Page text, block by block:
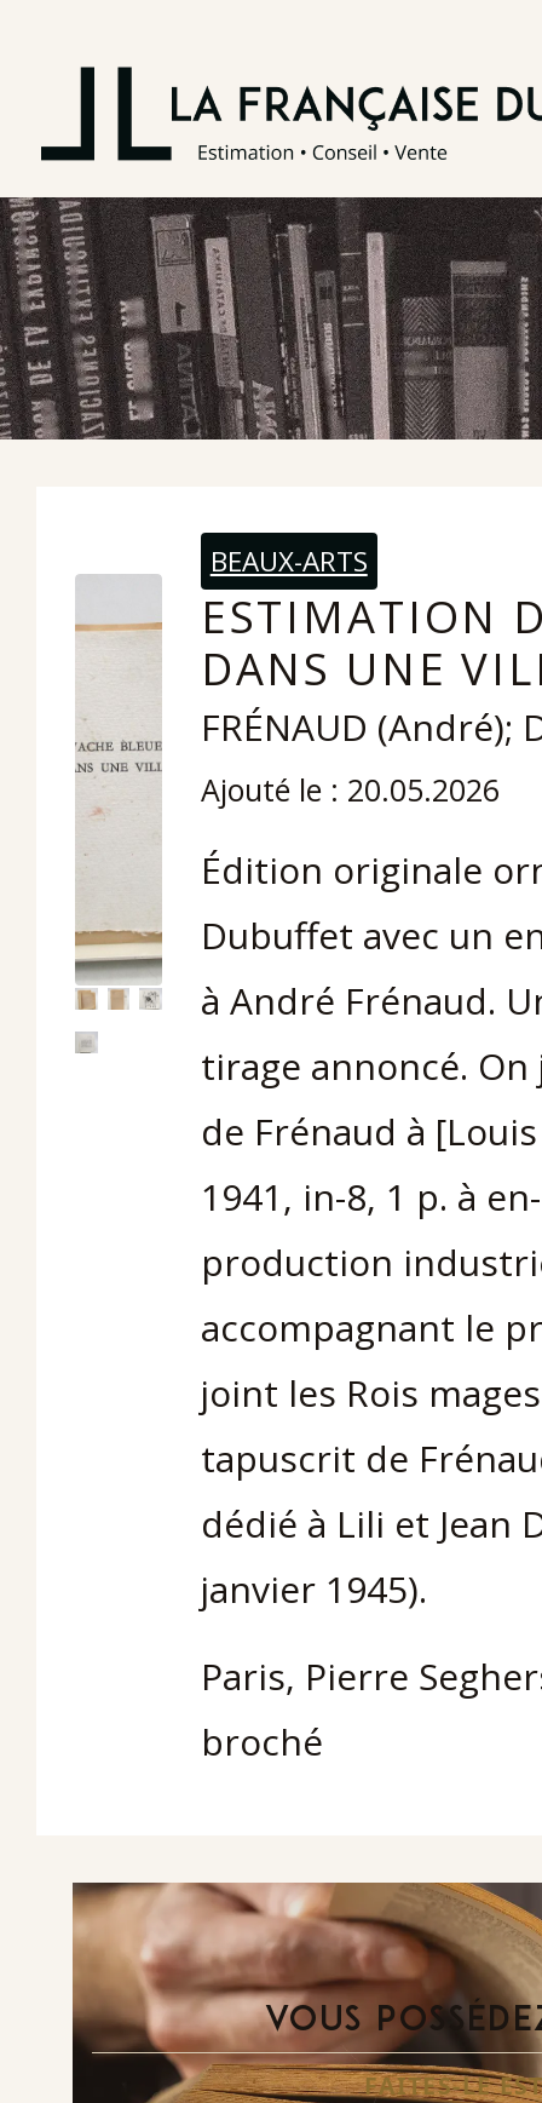
BEAUX-ARTS
ESTIMATION
DANS UNE
FRÉNAUD (André);
Ajouté le : 20.05.2026
Édition originale
Dubuffet avec un
à André Frénaud.
tirage annoncé.
de Frénaud à
1941, in-8, 1 p. à
production
accompagnant le
joint les Rois
tapuscrit de
dédié à Lili et Jean
janvier 1945).
Paris, Pierre
broché
VOUS
FAITES-LE